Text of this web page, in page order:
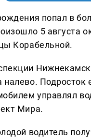
попал в
5 августа
Корабельной.
налево.
управлял
Мира.
водитель